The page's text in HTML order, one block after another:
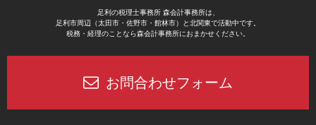
足利の税理士事務所 森会計事務所は、
足利市周辺（太田市・佐野市・館林市）と北関東で活動中です。
税務・経理のことなら森会計事務所におまかせください。
お問合わせフォーム